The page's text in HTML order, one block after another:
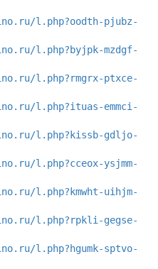
l.php?oodth-pjubz-
l.php?byjpk-mzdgf-
l.php?rmgrx-ptxce-
l.php?ituas-emmci-
l.php?kissb-gdljo-
l.php?cceox-ysjmm-
l.php?kmwht-uihjm-
l.php?rpkli-gegse-
l.php?hgumk-sptvo-